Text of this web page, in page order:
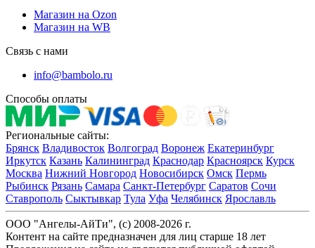
Магазин на Ozon
Магазин на WB
Связь с нами
info@bambolo.ru
Способы оплаты
Региональные сайты:
Брянск Владивосток Волгоград Воронеж Екатеринбург
Иркутск Казань Калининград Краснодар Красноярск Курск
Москва Нижний Новгород Новосибирск Омск Пермь
Рыбинск Рязань Самара Санкт-Петербург Саратов Сочи
Ставрополь Сыктывкар Тула Уфа Челябинск Ярославль
ООО "Ангелы-АйТи", (c) 2008-2026 г.
Контент на сайте предназначен для лиц старше 18 лет